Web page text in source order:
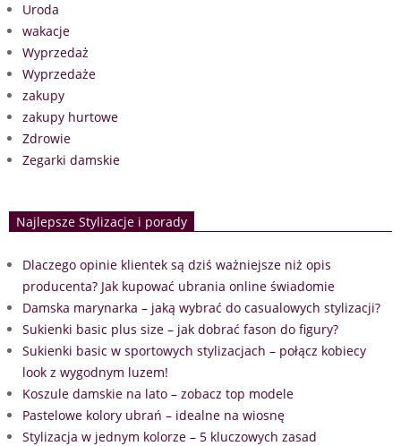
Uroda
wakacje
Wyprzedaż
Wyprzedaże
zakupy
zakupy hurtowe
Zdrowie
Zegarki damskie
Najlepsze Stylizacje i porady
Dlaczego opinie klientek są dziś ważniejsze niż opis
producenta? Jak kupować ubrania online świadomie
Damska marynarka – jaką wybrać do casualowych stylizacji?
Sukienki basic plus size – jak dobrać fason do figury?
Sukienki basic w sportowych stylizacjach – połącz kobiecy
look z wygodnym luzem!
Koszule damskie na lato – zobacz top modele
Pastelowe kolory ubrań – idealne na wiosnę
Stylizacja w jednym kolorze – 5 kluczowych zasad